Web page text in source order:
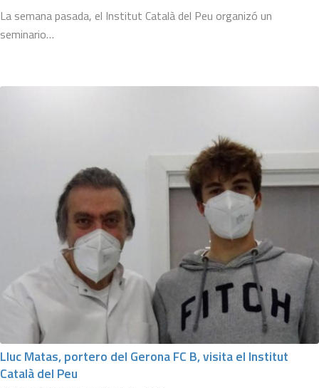
La semana pasada, el Institut Català del Peu organizó un
seminario…
Lluc Matas, portero del Gerona FC B, visita el Institut
Català del Peu